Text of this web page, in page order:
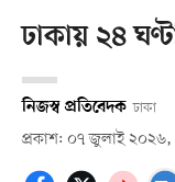
ঢাকায় ২৪
নিজস্ব প্রতিবেদক ঢাকা
প্রকাশ: ০৭ জুলাই